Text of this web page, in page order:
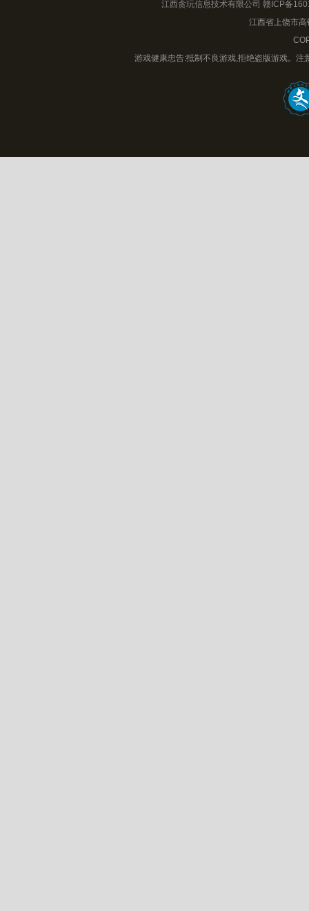
江西贪玩信息技术有限公司 赣ICP备
江西省上饶市
游戏健康忠告:抵制不良游戏,拒绝盗版游戏。